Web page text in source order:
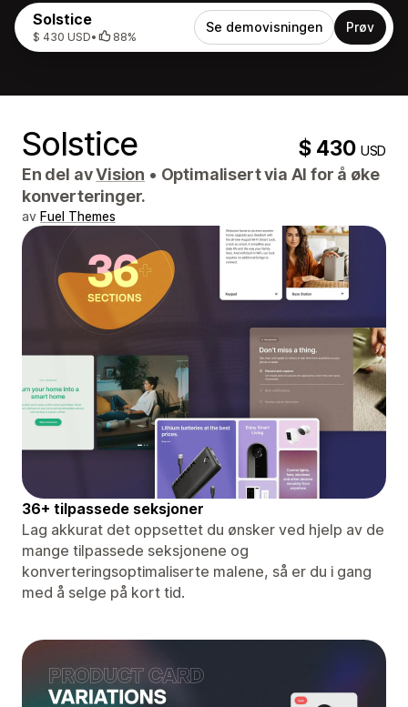
Solstice
$ 430 USD• 88%
Se demovisningen Prøv
Solstice $ 430USD
En del avVision • Optimalisert via AI for å øke
konverteringer.
av Fuel Themes
36+ tilpassede seksjoner
Lag akkurat det oppsettet du ønsker ved hjelp av de
mange tilpassede seksjonene og
konverteringsoptimaliserte malene, så er du i gang
med å selge på kort tid.